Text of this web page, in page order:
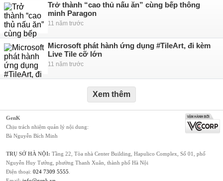
Trở thành “cao thủ nấu ăn” cùng bếp thông
minh Paragon
11 năm trước
Microsoft phát hành ứng dụng #TileArt, đi kèm
Live Tile cỡ lớn
11 năm trước
Xem thêm
GenK
Chịu trách nhiệm quản lý nội dung:
Bà Nguyễn Bích Minh
TRỤ SỞ HÀ NỘI: Tầng 22, Tòa nhà Center Building, Hapulico Complex, Số 01, phố
Nguyễn Huy Tưởng, phường Thanh Xuân, thành phố Hà Nội
Điện thoại: 024 7309 5555